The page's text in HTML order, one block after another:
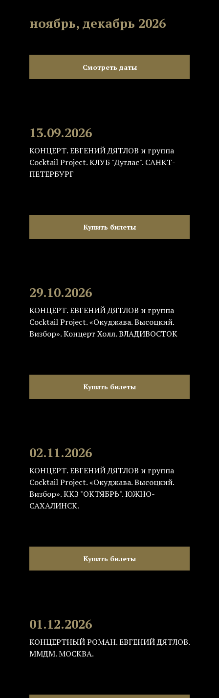
ноябрь, декабрь 2026
Смотреть даты
13.09.2026
КОНЦЕРТ. ЕВГЕНИЙ ДЯТЛОВ и группа
Cocktail Project. КЛУБ "Дуглас". САНКТ-
ПЕТЕРБУРГ
Купить билеты
29.10.2026
КОНЦЕРТ. ЕВГЕНИЙ ДЯТЛОВ и группа
Cocktail Project. «Окуджава. Высоцкий.
Визбор». Концерт Холл. ВЛАДИВОСТОК
Купить билеты
02.11.2026
КОНЦЕРТ. ЕВГЕНИЙ ДЯТЛОВ и группа
Cocktail Project. «Окуджава. Высоцкий.
Визбор». ККЗ "ОКТЯБРЬ". ЮЖНО-
САХАЛИНСК.
Купить билеты
01.12.2026
КОНЦЕРТНЫЙ РОМАН. ЕВГЕНИЙ ДЯТЛОВ.
ММДМ. МОСКВА.